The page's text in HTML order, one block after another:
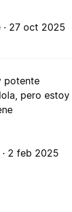
27 oct 2025
potente
pero
2 feb 2025